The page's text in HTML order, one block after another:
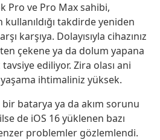
Pro ve Pro Max sahibi,
takdirde yeniden
karşıya. Dolayısıyla cihazınız
çekene ya da dolum yapana
ediliyor. Zira olası ani
ihtimaliniz yüksek.
batarya ya da akım sorunu
de iOS 16 yüklenen bazı
problemler gözlemlendi.